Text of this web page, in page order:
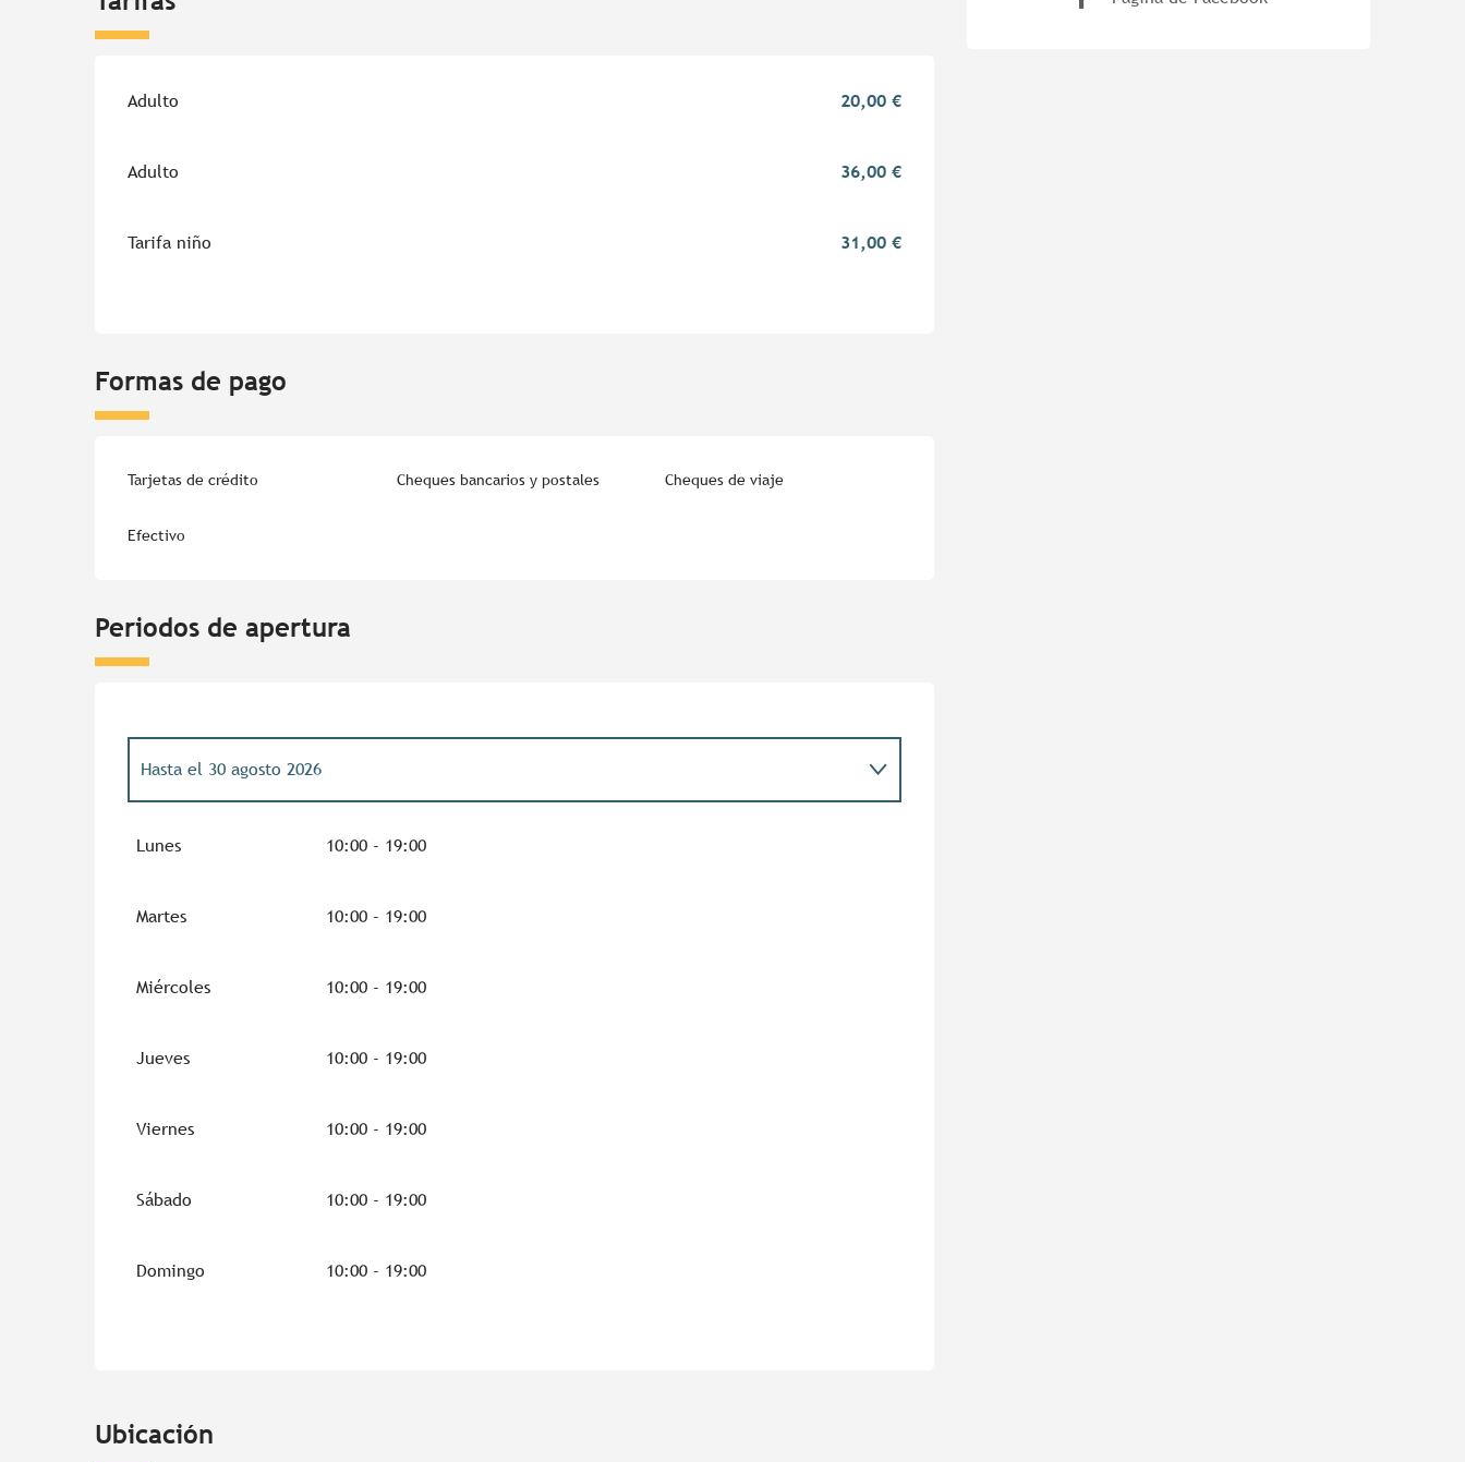
Tarifas 2026
Adulto 20,00 €
Adulto 36,00 €
Tarifa niño 31,00 €
Formas de pago
Tarjetas de crédito Cheques bancarios y postales Cheques de viaje
Efectivo
Periodos de apertura
Hasta el 30 agosto 2026
Lunes 10:00 - 19:00
Martes 10:00 - 19:00
Miércoles 10:00 - 19:00
Jueves 10:00 - 19:00
Viernes 10:00 - 19:00
Sábado 10:00 - 19:00
Domingo 10:00 - 19:00
Ubicación